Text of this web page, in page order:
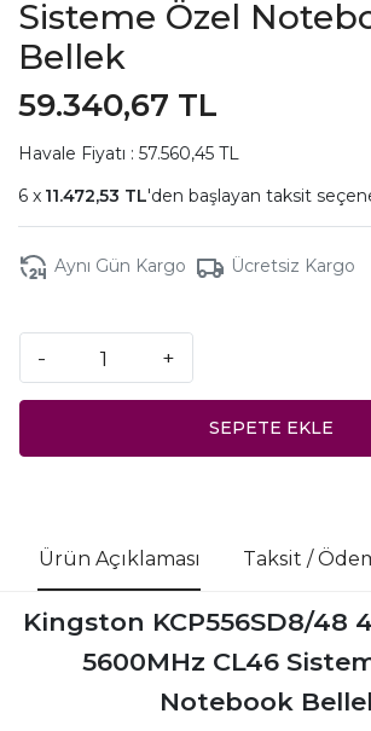
Sisteme Özel
Bellek
59.340,67 TL
Havale Fiyatı : 57.560,45 TL
11.472,53 TL'den başlayan taksit
Aynı Gün Kargo Ücretsiz Kargo
- +
SEPETE EKLE
Ürün Açıklaması Taksit /
Kingston KCP556SD8/48
5600MHz CL46
Notebook